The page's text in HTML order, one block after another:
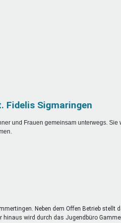
Fidelis Sigmaringen
und Frauen gemeinsam unterwegs. Sie
Neben dem Offen Betrieb stellt
hinaus wird durch das Jugendbüro